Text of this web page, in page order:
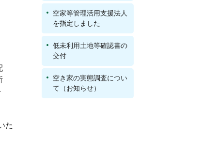
た
空家等管理活用支援法人
を指定しました
低未利用土地等確認書の
交付
空き家の実態調査につい
て（お知らせ）